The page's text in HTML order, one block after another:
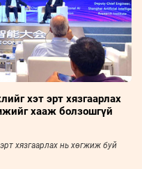
хэт эрт хязгаарлах
хааж болзошгүй
хязгаарлах нь хөгжиж буй